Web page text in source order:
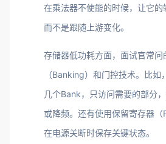
在乘法器不使能的时候，让它的
而不是跟随上游变化。
存储器低功耗方面，面试官常问
（Banking）和门控技术。比如
几个Bank，只访问需要的部分
或降频。还有使用保留寄存器（
在电源关断时保存关键状态。